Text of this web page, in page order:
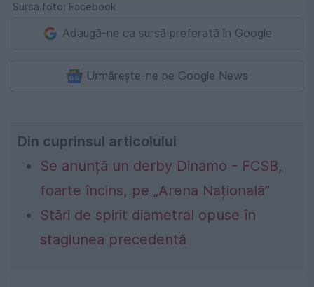
Sursa foto: Facebook
Adaugă-ne ca sursă preferată în Google
Urmărește-ne pe Google News
Din cuprinsul articolului
Se anunță un derby Dinamo - FCSB,
foarte încins, pe „Arena Națională”
Stări de spirit diametral opuse în
stagiunea precedentă